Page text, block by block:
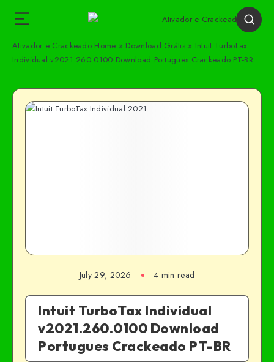
Ativador e Crackeado Home » Download Grátis» Intuit TurboTax
Individual v2021.260.0100 Download Portugues Crackeado PT-BR
July 29, 2026 4 min read
Intuit TurboTax Individual
v2021.260.0100 Download
Portugues Crackeado PT-BR